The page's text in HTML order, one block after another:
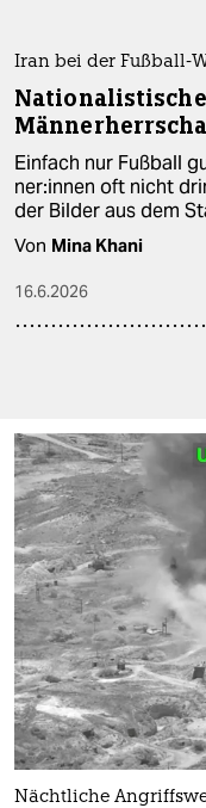
Iran bei der Fußball-
Einfach nur Fußball
ne­r:in­nen oft nicht
der Bilder aus dem
Von Mina Khani
16.6.2026
Nächtliche